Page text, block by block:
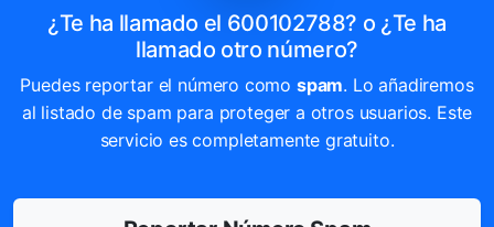
¿Te ha llamado el 600102788? o ¿Te ha
llamado otro número?
Puedes reportar el número como spam. Lo añadiremos
al listado de spam para proteger a otros usuarios. Este
servicio es completamente gratuito.